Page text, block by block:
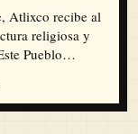
Atlixco recibe al
religiosa y
Pueblo
a una de las